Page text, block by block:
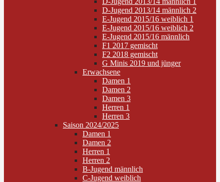
D-Jugend 2013/14 männlich 2
E-Jugend 2015/16 weiblich 1
E-Jugend 2015/16 weiblich 2
E-Jugend 2015/16 männlich
F1 2017 gemischt
F2 2018 gemischt
G Minis 2019 und jünger
Erwachsene
Damen 1
Damen 2
Damen 3
Herren 1
Herren 3
Saison 2024/2025
Damen 1
Damen 2
Herren 1
Herren 2
B-Jugend männlich
C-Jugend weiblich